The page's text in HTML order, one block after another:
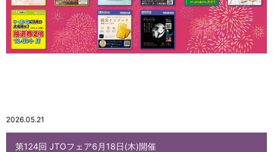
2026.05.21
第124回 JTOフェア6月18日(木)開催